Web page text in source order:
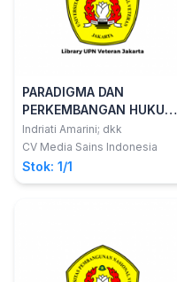
PARADIGMA DAN
PERKEMBANGAN HUKUM
DI NEGARA KESATUAN
REPUBLIK INDONESIA
Indriati Amarini; dkk
CV Media Sains Indonesia
Stok: 1/1